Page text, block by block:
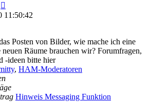
Beitrag
11:50:42
Posten von Bilder, wie mache ich eine
Räume brauchen wir? Forumfragen,
-ideen bitte hier
, HAM-Moderatoren
Hinweis Messaging Funktion